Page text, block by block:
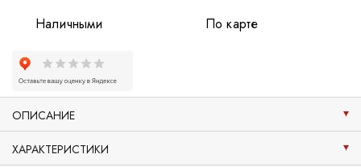
Наличными По карте
ОПИСАНИЕ
ХАРАКТЕРИСТИКИ